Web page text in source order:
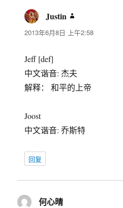
Justin
道：
2013年6月8日 上午2:58
Jeff [def]
中文谐音: 杰夫
解释： 和平的上帝
Joost
中文谐音: 乔斯特
回复
何心晴